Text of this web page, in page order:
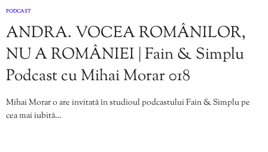
PODCAST
ANDRA. VOCEA ROMÂNILOR,
NU A ROMÂNIEI | Fain & Simplu
Podcast cu Mihai Morar 018
Mihai Morar o are invitată în studioul podcastului Fain & Simplu pe
cea mai iubită…